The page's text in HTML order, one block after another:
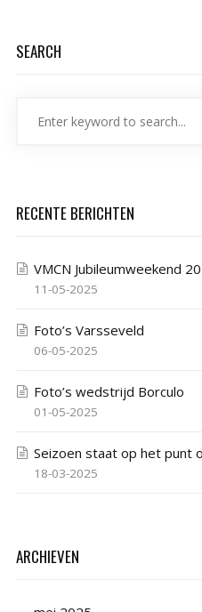
SEARCH
RECENTE BERICHTEN
VMCN Jubileumweekend
11-05-2025
Foto’s Varsseveld
06-05-2025
Foto’s wedstrijd Borculo
01-05-2025
Seizoen staat op het punt
18-03-2025
ARCHIEVEN